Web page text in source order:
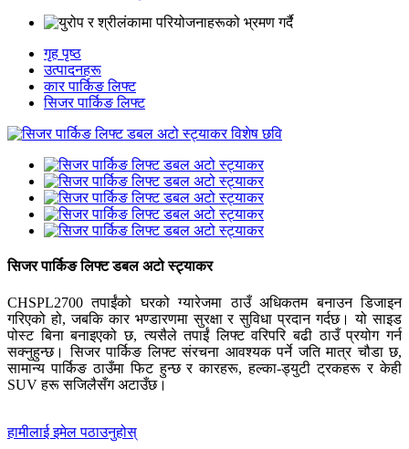
गृह पृष्ठ
उत्पादनहरू
कार पार्किङ लिफ्ट
सिजर पार्किङ लिफ्ट
सिजर पार्किङ लिफ्ट डबल अटो स्ट्याकर
CHSPL2700 तपाईंको घरको ग्यारेजमा ठाउँ अधिकतम बनाउन डिजाइन
गरिएको हो, जबकि कार भण्डारणमा सुरक्षा र सुविधा प्रदान गर्दछ। यो साइड
पोस्ट बिना बनाइएको छ, त्यसैले तपाईं लिफ्ट वरिपरि बढी ठाउँ प्रयोग गर्न
सक्नुहुन्छ। सिजर पार्किङ लिफ्ट संरचना आवश्यक पर्ने जति मात्र चौडा छ,
सामान्य पार्किङ ठाउँमा फिट हुन्छ र कारहरू, हल्का-ड्युटी ट्रकहरू र केही
SUV हरू सजिलैसँग अटाउँछ।
हामीलाई इमेल पठाउनुहोस्